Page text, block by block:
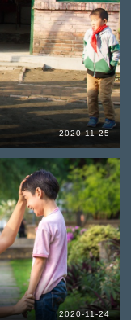
2020-11-25
2020-11-24